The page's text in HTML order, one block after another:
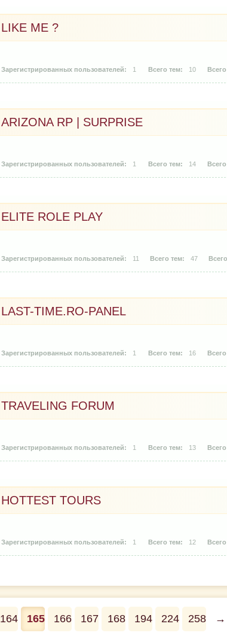
LIKE ME ?
1 10
ARIZONA RP | SURPRISE
1 14
ELITE ROLE PLAY
11 47
LAST-TIME.RO-PANEL
1 16
TRAVELING FORUM
1 13
HOTTEST TOURS
1 12
164 165 166 167 168 194 224 258 →